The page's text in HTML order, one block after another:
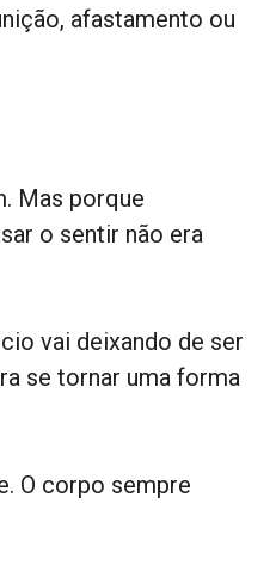
afastamento ou
Mas porque
o sentir não era
vai deixando de ser
se tornar uma forma
O corpo sempre